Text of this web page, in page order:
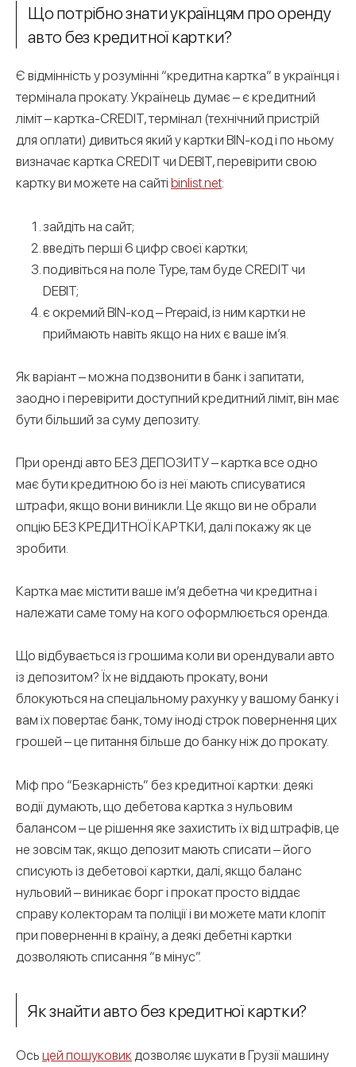
Що потрібно знати українцям про оренду
авто без кредитної картки?
Є відмінність у розумінні “кредитна картка” в українця і
термінала прокату. Українець думає – є кредитний
ліміт – картка-CREDIT, термінал (технічний пристрій
для оплати) дивиться який у картки BIN-код і по ньому
визначає картка CREDIT чи DEBIT, перевірити свою
картку ви можете на сайті binlist.net:
зайдіть на сайт;
введіть перші 6 цифр своєї картки;
подивіться на поле Type, там буде CREDIT чи
DEBIT;
є окремий BIN-код – Prepaid, із ним картки не
приймають навіть якщо на них є ваше ім’я.
Як варіант – можна подзвонити в банк і запитати,
заодно і перевірити доступний кредитний ліміт, він має
бути більший за суму депозиту.
При оренді авто БЕЗ ДЕПОЗИТУ – картка все одно
має бути кредитною бо із неї мають списуватися
штрафи, якщо вони виникли. Це якщо ви не обрали
опцію БЕЗ КРЕДИТНОЇ КАРТКИ, далі покажу як це
зробити.
Картка має містити ваше ім’я дебетна чи кредитна і
належати саме тому на кого оформлюється оренда.
Що відбувається із грошима коли ви орендували авто
із депозитом? Їх не віддають прокату, вони
блокуються на спеціальному рахунку у вашому банку і
вам їх повертає банк, тому іноді строк повернення цих
грошей – це питання більше до банку ніж до прокату.
Міф про “Безкарність” без кредитної картки: деякі
водії думають, що дебетова картка з нульовим
балансом – це рішення яке захистить їх від штрафів, це
не зовсім так, якщо депозит мають списати – його
списують із дебетової картки, далі, якщо баланс
нульовий – виникає борг і прокат просто віддає
справу колекторам та поліції і ви можете мати клопіт
при поверненні в країну, а деякі дебетні картки
дозволяють списання “в мінус”.
Як знайти авто без кредитної картки?
Ось цей пошуковик дозволяє шукати в Грузії машину